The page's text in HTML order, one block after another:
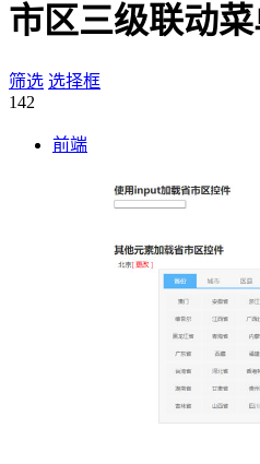
市区三级联动
筛选 选择框
142
前端